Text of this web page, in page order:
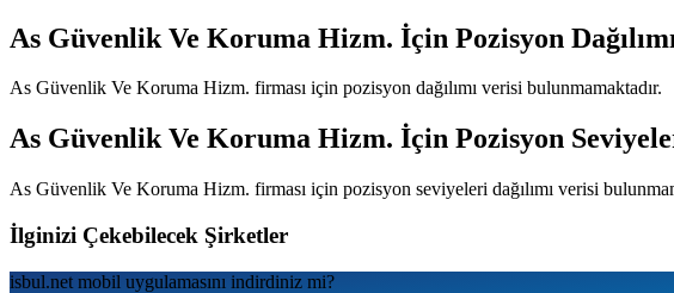
As Güvenlik Ve Koruma Hizm. İçin Pozisyon
As Güvenlik Ve Koruma Hizm. firması için pozisyon dağılımı verisi bulunmamaktadır.
As Güvenlik Ve Koruma Hizm. İçin Pozisyon
As Güvenlik Ve Koruma Hizm. firması için pozisyon seviyeleri dağılımı verisi
İlginizi Çekebilecek Şirketler
isbul.net mobil uygulamаsını indirdiniz mi?